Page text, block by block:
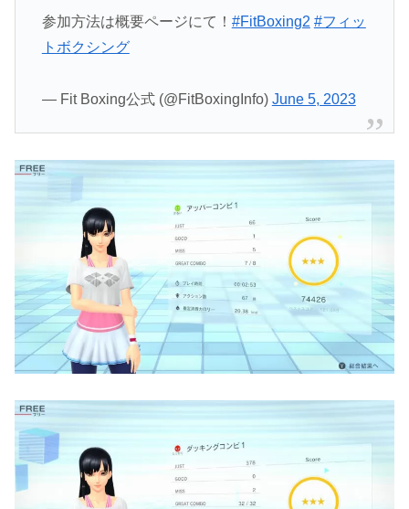
参加方法は概要ページにて！ #FitBoxing2 #フィッ
トボクシング
— Fit Boxing公式 (@FitBoxingInfo) June 5, 2023